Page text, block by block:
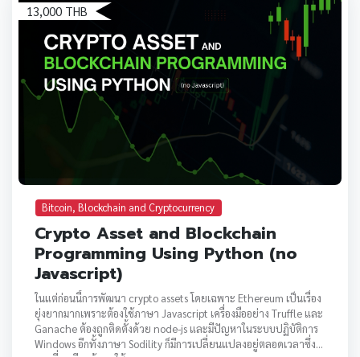
13,000 THB
Bitcoin, Blockchain and Cryptocurrency
Crypto Asset and Blockchain
Programming Using Python (no
Javascript)
ในแต่ก่อนนี้การพัฒนา crypto assets โดยเฉพาะ Ethereum เป็นเรื่อง
ยุ่งยากมากเพราะต้องใช้ภาษา Javascript เครื่องมืออย่าง Truffle และ
Ganache ต้องถูกติดตั้งด้วย node-js และมีปัญหาในระบบปฏิบัติการ
Windows อีกทั้งภาษา Sodility ก็มีการเปลี่ยนแปลงอยู่ตลอดเวลาซึ่ง